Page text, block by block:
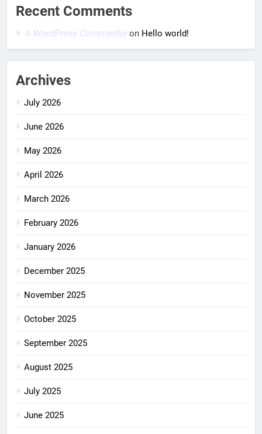
Recent Comments
A WordPress Commenteron Hello world!
Archives
July 2026
June 2026
May 2026
April 2026
March 2026
February 2026
January 2026
December 2025
November 2025
October 2025
September 2025
August 2025
July 2025
June 2025